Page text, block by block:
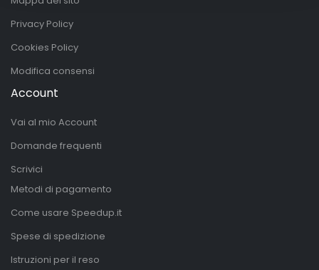
Privacy Policy
Cookies Policy
Modifica consensi
Account
Vai al mio Account
Domande frequenti
Scrivici
Metodi di pagamento
Come usare Speedup.it
Spese di spedizione
Istruzioni per il reso